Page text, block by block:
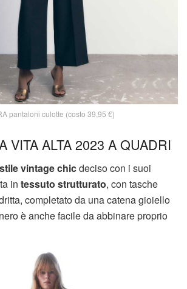
pantaloni culotte (costo 39,95 €)
VITA ALTA 2023 A QUADRI
stile vintage chicdeciso con i suoi
in tessuto strutturato, con tasche
completato da una catena gioiello
è anche facile da abbinare proprio